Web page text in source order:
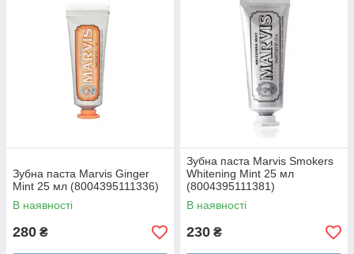
Зубна паста Marvis Ginger
Mint 25 мл (8004395111336)
В наявності
280 ₴
Зубна паста Marvis Smokers
Whitening Mint 25 мл
(8004395111381)
В наявності
230 ₴